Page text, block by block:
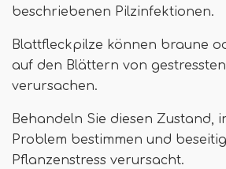
beschriebenen Pilzinfektionen.
Blattfleckpilze können braune
auf den Blättern von
verursachen.
Behandeln Sie diesen Zustand,
Problem bestimmen und
Pflanzenstress verursacht.